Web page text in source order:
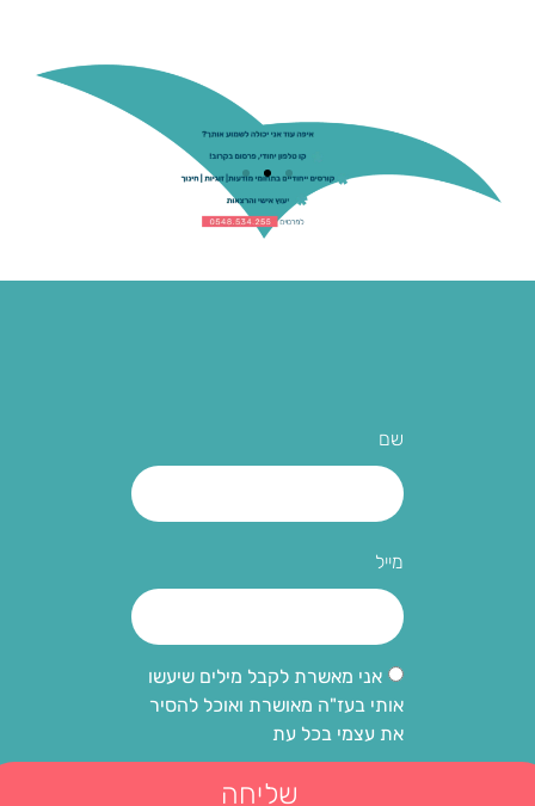
שם
מייל
אני מאשרת לקבל מילים שיעשו
אותי בעז"ה מאושרת ואוכל להסיר
את עצמי בכל עת
שליחה